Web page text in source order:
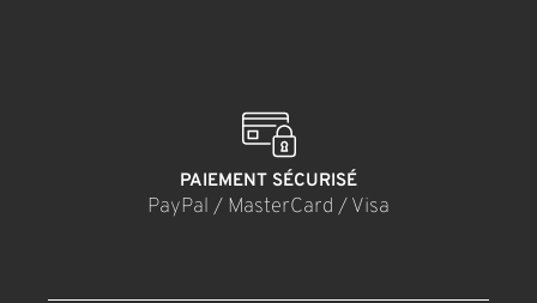
PAIEMENT SÉCURISÉ
PayPal / MasterCard / Visa